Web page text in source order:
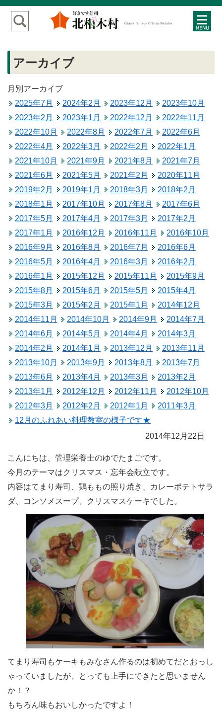
アーカイブ
月別アーカイブ
2025年7月
2024年2月 2023年12月
2023年10月
2023年2月
2023年1月 2022年12月
2022年11月
2022年10月
2022年8月 2022年7月
2022年6月
2022年4月
2022年3月 2022年2月
2022年1月
2021年10月
2021年9月 2021年8月
2021年7月
2021年6月
2021年5月 2021年2月
2020年11月
2019年2月
2019年1月 2018年3月
2018年2月
2018年1月
2017年10月 2017年8月
2017年6月
2017年5月
2017年4月 2017年3月
2017年2月
2017年1月
2016年12月 2016年11月
2016年10月
2016年9月
2016年8月 2016年7月
2016年6月
2016年5月
2016年4月 2016年3月
2016年2月
2016年1月
2015年12月 2015年11月
2015年9月
2015年8月
2015年6月 2015年5月
2015年4月
2015年3月
2015年2月 2015年1月
2014年12月
2014年11月
2014年10月 2014年9月
2014年7月
2014年6月
2014年5月 2014年4月
2014年3月
2014年2月
2014年1月 2013年12月
2013年11月
2013年10月
2013年9月 2013年8月
2013年7月
2013年6月
2013年4月 2013年3月
2013年2月
2013年1月
2012年12月 2012年11月
2012年10月
2012年3月
2012年2月 2012年1月
2011年3月
12月のふれあい料理教室の様子です★
2014年12月22日
こんにちは、管理栄養士のゆでたまごです。
今月のテーマはクリスマス・忘年会献立です。
内容はてまり寿司、鶏ももの照り焼き、カレーポテトサラ
ダ、コンソメスープ、クリスマスケーキでした。
てまり寿司もケーキもみなさん作るのは初めてだとおっし
ゃっていましたが、とっても上手にできたと思いません
か！？
もちろん味もおいしかったですよ！